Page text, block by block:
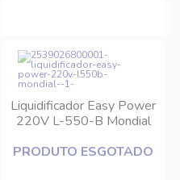
Liquidificador Easy Power
220V L-550-B Mondial
PRODUTO ESGOTADO